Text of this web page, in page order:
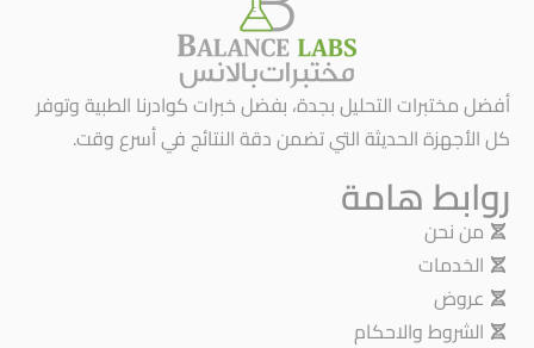
أفضل مختبرات التحليل بجدة، بفضل خبرات كوادرنا الطبية وتوفر
كل الأجهزة الحديثة التي تضمن دقة النتائج في أسرع وقت.
روابط هامة
من نحن
الخدمات
عروض
الشروط والاحكام